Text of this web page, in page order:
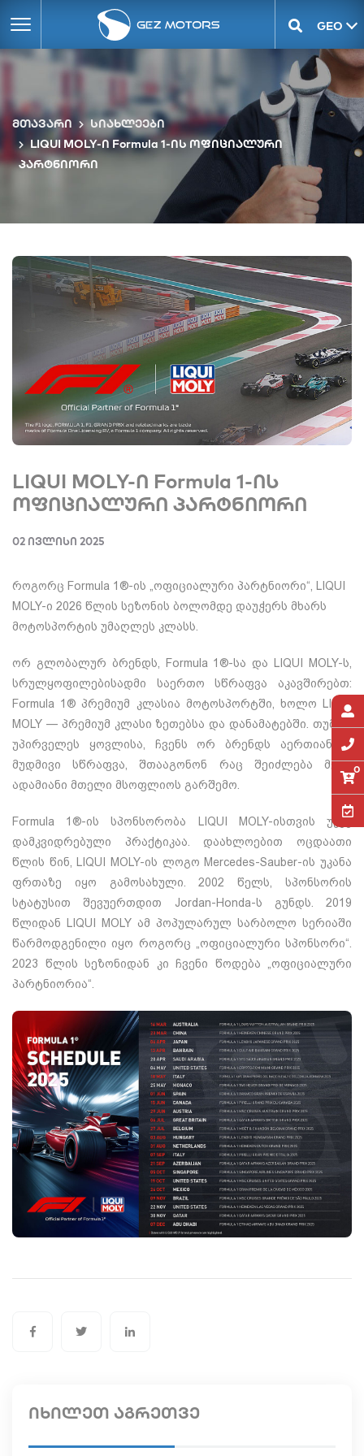
GEO
ENG
0
მთავარი
სიახლეები
LIQUI MOLY-ი Formula 1-ის ოფიციალური
პარტნიორი
LIQUI MOLY-ი Formula 1-ის
ოფიციალური პარტნიორი
02 ივლისი 2025
როგორც Formula 1®-ის „ოფიციალური პარტნიორი“, LIQUI
MOLY-ი 2026 წლის სეზონის ბოლომდე დაუჭერს მხარს
მოტოსპორტის უმაღლეს კლასს.
ორ გლობალურ ბრენდს, Formula 1®-სა და LIQUI MOLY-ს,
სრულყოფილებისადმი საერთო სწრაფვა აკავშირებთ:
Formula 1® პრემიუმ კლასია მოტოსპორტში, ხოლო LIQUI
MOLY — პრემიუმ კლასი ზეთებსა და დანამატებში. თუმცა,
უპირველეს ყოვლისა, ჩვენს ორ ბრენდს აერთიანებს
მუდმივი სწრაფვა, შთააგონონ რაც შეიძლება მეტი
ადამიანი მთელი მსოფლიოს გარშემო.
Formula 1®-ის სპონსორობა LIQUI MOLY-ისთვის უკვე
დამკვიდრებული პრაქტიკაა. დაახლოებით ოცდაათი
წლის წინ, LIQUI MOLY-ის ლოგო Mercedes-Sauber-ის უკანა
ფრთაზე იყო გამოსახული. 2002 წელს, სპონსორის
სტატუსით შევუერთდით Jordan-Honda-ს გუნდს. 2019
წლიდან LIQUI MOLY ამ პოპულარულ სარბოლო სერიაში
წარმოდგენილი იყო როგორც „ოფიციალური სპონსორი“.
2023 წლის სეზონიდან კი ჩვენი წოდება „ოფიციალური
პარტნიორია“.
იხილეთ აგრეთვე